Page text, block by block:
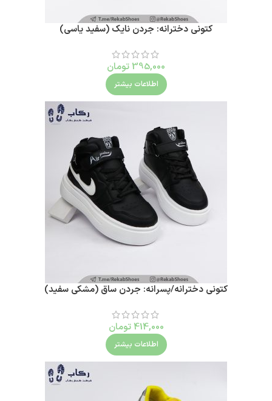
کتونی دخترانه: جردن نایک (سفید یاسی)
395,000 تومان
اطلاعات بیشتر
کتونی دخترانه/پسرانه: جردن ساق (مشکی سفید)
414,000 تومان
اطلاعات بیشتر